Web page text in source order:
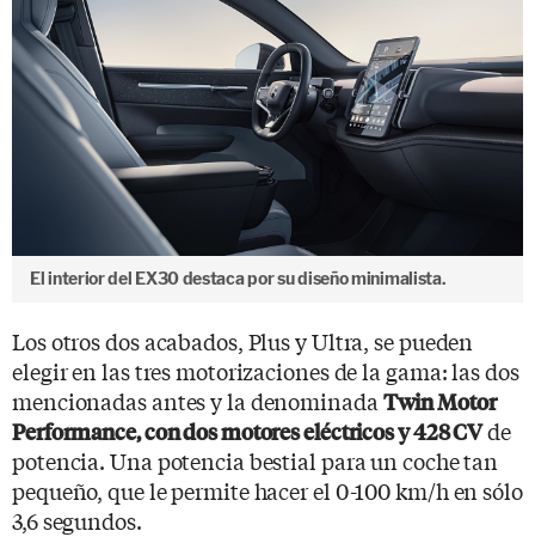
El interior del EX30 destaca por su diseño minimalista.
Los otros dos acabados, Plus y Ultra, se pueden
elegir en las tres motorizaciones de la gama: las dos
mencionadas antes y la denominada Twin Motor
Performance, con dos motores eléctricos y 428 CVde
potencia. Una potencia bestial para un coche tan
pequeño, que le permite hacer el 0-100 km/h en sólo
3,6 segundos.